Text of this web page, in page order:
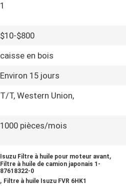
1
$10-$800
caisse en bois
Environ 15 jours
T/T, Western Union,
1000 pièces/mois
Isuzu Filtre à huile pour moteur avant,
Filtre à huile de camion japonais 1-
87618322-0
, Filtre à huile Isuzu FVR 6HK1